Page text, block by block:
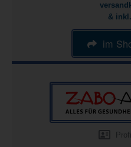
&
im